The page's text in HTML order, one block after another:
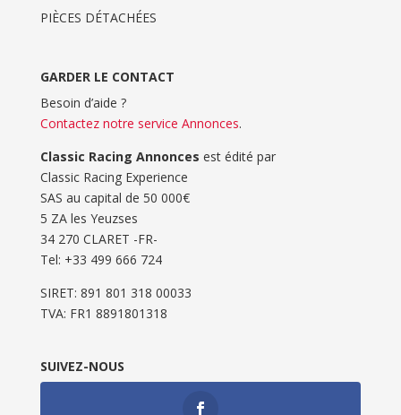
PIÈCES DÉTACHÉES
GARDER LE CONTACT
Besoin d’aide ?
Contactez notre service Annonces.
Classic Racing Annonces est édité par
Classic Racing Experience
SAS au capital de 50 000€
5 ZA les Yeuzses
34 270 CLARET -FR-
Tel: ‭+33 499 666 724‬
SIRET: 891 801 318 00033
TVA: FR1 8891801318
SUIVEZ-NOUS